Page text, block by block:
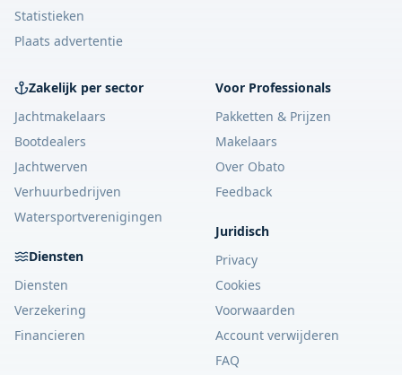
Statistieken
Plaats advertentie
Zakelijk per sector
Jachtmakelaars
Bootdealers
Jachtwerven
Verhuurbedrijven
Watersportverenigingen
Diensten
Diensten
Verzekering
Financieren
Voor Professionals
Pakketten & Prijzen
Makelaars
Over Obato
Feedback
Juridisch
Privacy
Cookies
Voorwaarden
Account verwijderen
FAQ